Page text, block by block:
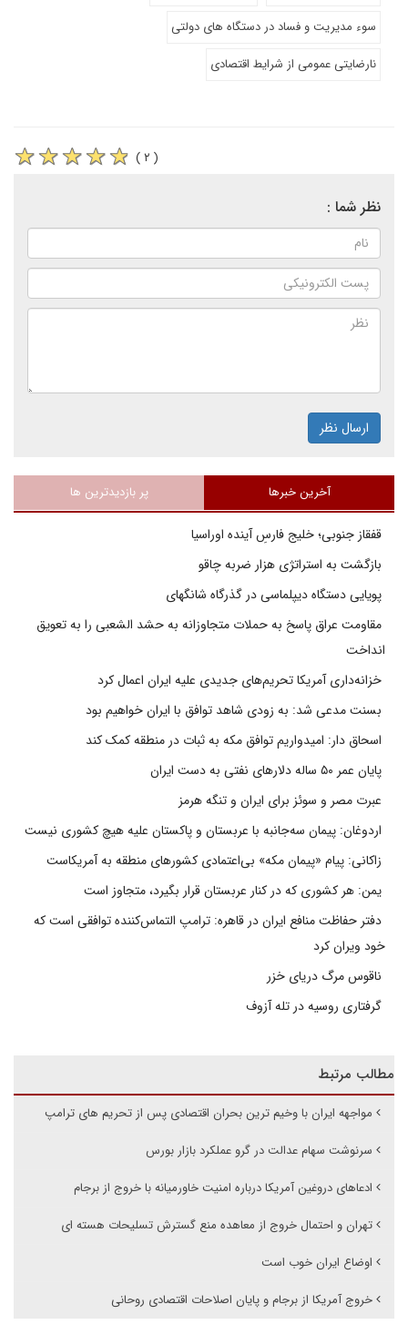
سوء مدیریت و فساد در دستگاه های دولتی
نارضایتی عمومی از شرایط اقتصادی
( ۲ )
نظر شما :
ارسال نظر
آخرین خبرها پر بازدیدترین ها
قفقاز جنوبی؛ خلیج فارسِ آینده اوراسیا
بازگشت به استراتژی هزار ضربه چاقو
پویایی دستگاه دیپلماسی در گذرگاه شانگهای
مقاومت عراق پاسخ به حملات متجاوزانه به حشد الشعبی را به تعویق
انداخت
خزانه‌داری آمریکا تحریم‌های جدیدی علیه ایران اعمال کرد
بسنت مدعی شد: به زودی شاهد توافق با ایران خواهیم بود
اسحاق دار: امیدواریم توافق مکه به ثبات در منطقه کمک کند
پایان عمر ۵۰ ساله دلارهای نفتی به دست ایران
عبرت مصر و سوئز برای ایران و تنگه هرمز
اردوغان: پیمان سه‌جانبه با عربستان و پاکستان علیه هیچ کشوری نیست
زاکانی: پیام «پیمان مکه» بی‌اعتمادی کشورهای منطقه به آمریکاست
یمن: هر کشوری که در کنار عربستان قرار بگیرد، متجاوز است
دفتر حفاظت منافع ایران در قاهره: ترامپ التماس‌کننده توافقی است که
خود ویران کرد
ناقوس مرگ دریای خزر
گرفتاری روسیه در تله آزوف
مطالب مرتبط
مواجهه ایران با وخیم ترین بحران اقتصادی پس از تحریم های ترامپ
سرنوشت سهام عدالت در گرو عملکرد بازار بورس
ادعاهای دروغین آمریکا درباره امنیت خاورمیانه با خروج از برجام
تهران و احتمال خروج از معاهده منع گسترش تسلیحات هسته ای
اوضاع ایران خوب است
خروج آمریکا از برجام و پایان اصلاحات اقتصادی روحانی